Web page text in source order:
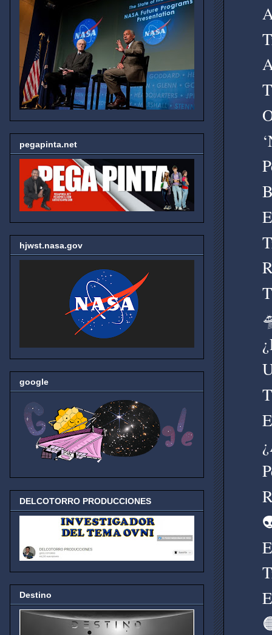
pegapinta.net
hjwst.nasa.gov
google
DELCOTORRO PRODUCCIONES
Destino